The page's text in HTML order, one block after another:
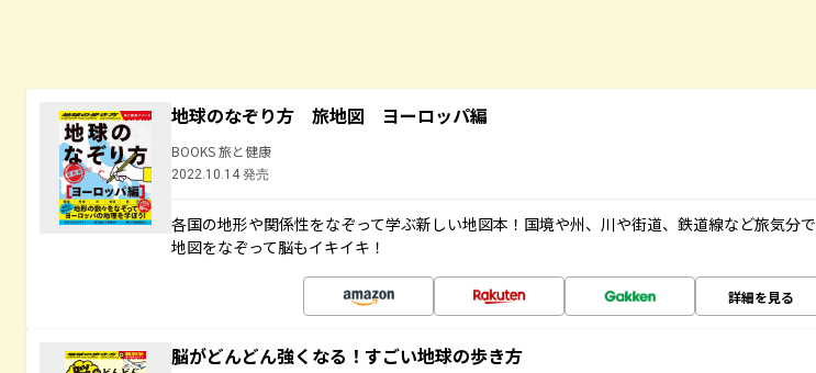
地球のなぞり方 旅地図 ヨーロッパ編
BOOKS 旅と健康
2022.10.14 発売
各国の地形や関係性をなぞって学ぶ新しい地図本！国境や州、川や街道、鉄道線など旅気分で
地図をなぞって脳もイキイキ！
詳細を見る
脳がどんどん強くなる！すごい地球の歩き方